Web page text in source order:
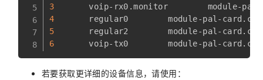
3
4
5
6
若要获取更详细的设备信息，请使用：